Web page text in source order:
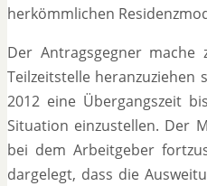
herkömmlichen
Der Antragsgegner
Teilzeitstelle
2012 eine Übergangszeit
Situation einzustellen. Der
bei dem Arbeitgeber
dargelegt, dass die